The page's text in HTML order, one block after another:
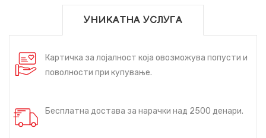
УНИКАТНА УСЛУГА
Картичка за лојалност која овозможува попусти и
поволности при купување.
Бесплатна достава за нарачки над 2500 денари.